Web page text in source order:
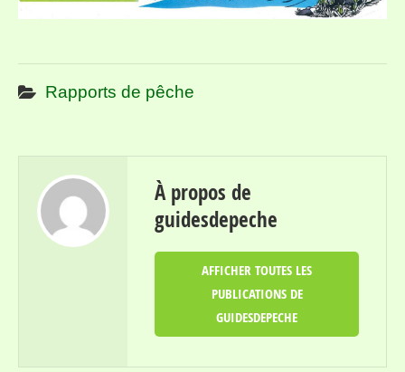
Rapports de pêche
À propos de
guidesdepeche
AFFICHER TOUTES LES
PUBLICATIONS DE
GUIDESDEPECHE